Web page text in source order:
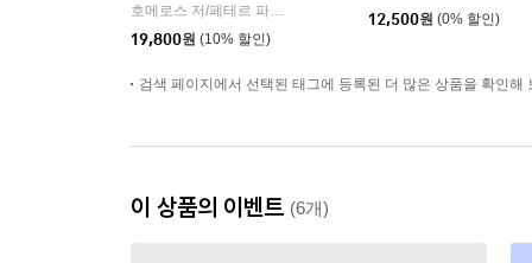
| 현대지성
19,800원 (10% 할인)
12,500원 (0% 할인)
검색 페이지에서 선택된 태그에 등록된 더 많은 상품을 확인해
이 상품의 이벤트 (6개)